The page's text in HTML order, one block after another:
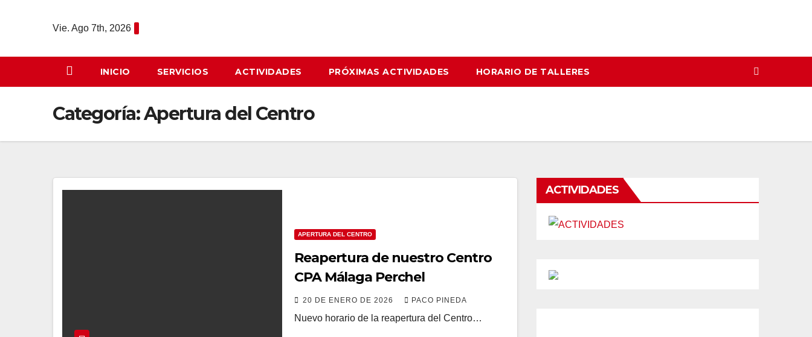
Vie. Ago 7th, 2026
INICIO SERVICIOS ACTIVIDADES PRÓXIMAS ACTIVIDADES HORARIO DE TALLERES
Categoría:Apertura del Centro
APERTURA DEL CENTRO
Reapertura de nuestro Centro
CPA Málaga Perchel
20 DE ENERO DE 2026 PACO PINEDA
Nuevo horario de la reapertura del Centro…
ACTIVIDADES